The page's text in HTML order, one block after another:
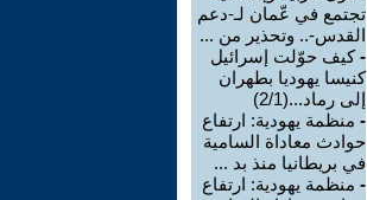
تجتمع في عّمان لـ-دعم
القدس-.. وتحذير من ...
-كيف حوّلت إسرائيل
كنيسا يهوديا بطهران
إلى رماد...(2/1)
- منظمة يهودية: ارتفاع
حوادث معاداة السامية
في بريطانيا منذ بد ...
- منظمة يهودية: ارتفاع